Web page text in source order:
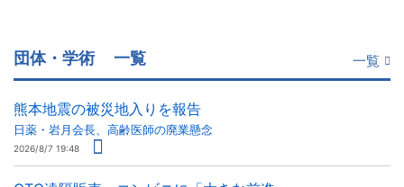
団体・学術 一覧 一覧
熊本地震の被災地入りを報告
日薬・岩月会長、高齢医師の廃業懸念
2026/8/7 19:48